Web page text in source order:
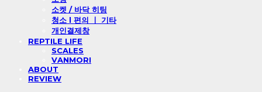
소켓 / 바닥 히팅
청소 l 편의 ㅣ 기타
개인결제창
REPTILE LIFE
SCALES
VANMORI
ABOUT
REVIEW